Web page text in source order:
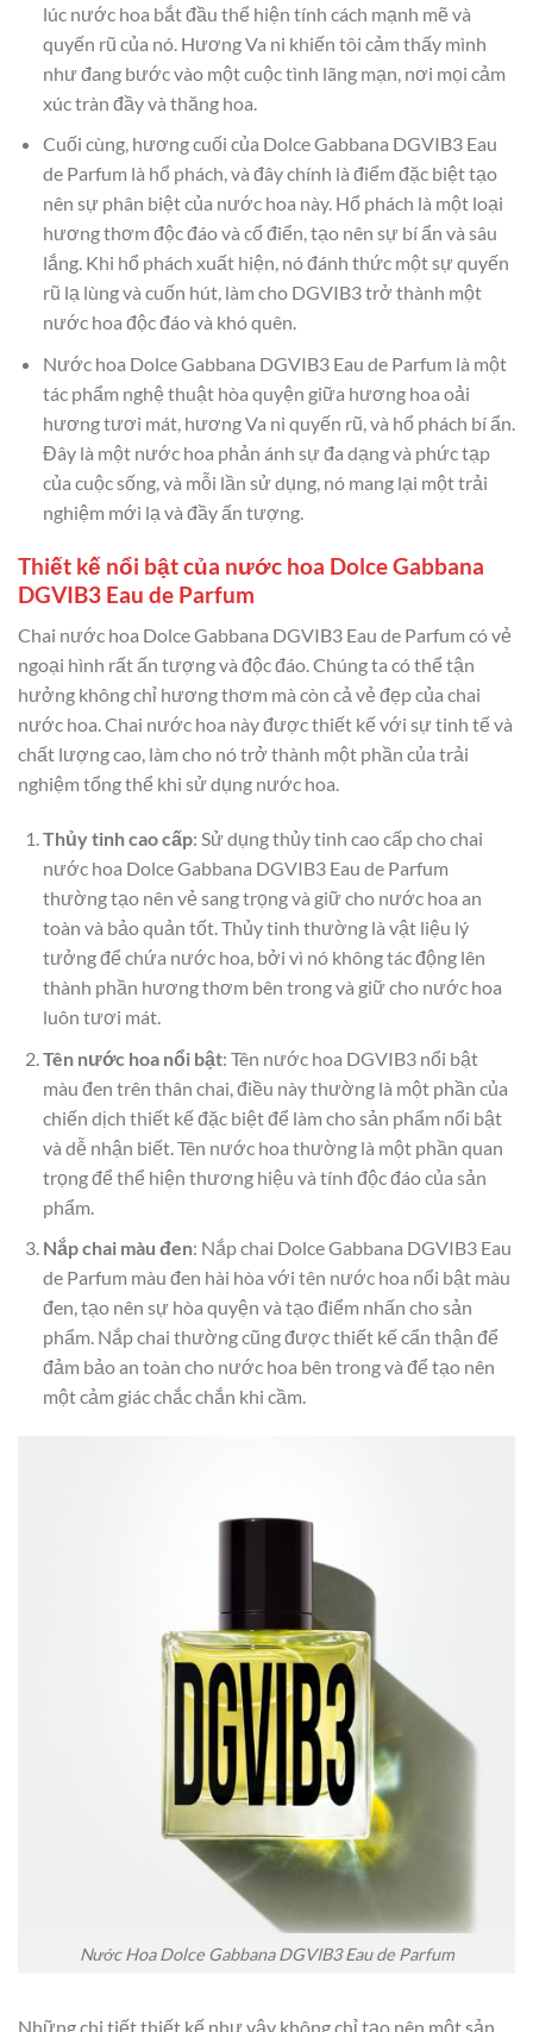
lúc nước hoa bắt đầu thể hiện tính cách mạnh mẽ và
quyến rũ của nó. Hương Va ni khiến tôi cảm thấy mình
như đang bước vào một cuộc tình lãng mạn, nơi mọi cảm
xúc tràn đầy và thăng hoa.
Cuối cùng, hương cuối của Dolce Gabbana DGVIB3 Eau
de Parfum là hổ phách, và đây chính là điểm đặc biệt tạo
nên sự phân biệt của nước hoa này. Hổ phách là một loại
hương thơm độc đáo và cổ điển, tạo nên sự bí ẩn và sâu
lắng. Khi hổ phách xuất hiện, nó đánh thức một sự quyến
rũ lạ lùng và cuốn hút, làm cho DGVIB3 trở thành một
nước hoa độc đáo và khó quên.
Nước hoa Dolce Gabbana DGVIB3 Eau de Parfum là một
tác phẩm nghệ thuật hòa quyện giữa hương hoa oải
hương tươi mát, hương Va ni quyến rũ, và hổ phách bí ẩn.
Đây là một nước hoa phản ánh sự đa dạng và phức tạp
của cuộc sống, và mỗi lần sử dụng, nó mang lại một trải
nghiệm mới lạ và đầy ấn tượng.
Thiết kế nổi bật của nước hoa Dolce Gabbana
DGVIB3 Eau de Parfum
Chai nước hoa Dolce Gabbana DGVIB3 Eau de Parfum có vẻ
ngoại hình rất ấn tượng và độc đáo. Chúng ta có thể tận
hưởng không chỉ hương thơm mà còn cả vẻ đẹp của chai
nước hoa. Chai nước hoa này được thiết kế với sự tinh tế và
chất lượng cao, làm cho nó trở thành một phần của trải
nghiệm tổng thể khi sử dụng nước hoa.
Thủy tinh cao cấp: Sử dụng thủy tinh cao cấp cho chai
nước hoa Dolce Gabbana DGVIB3 Eau de Parfum
thường tạo nên vẻ sang trọng và giữ cho nước hoa an
toàn và bảo quản tốt. Thủy tinh thường là vật liệu lý
tưởng để chứa nước hoa, bởi vì nó không tác động lên
thành phần hương thơm bên trong và giữ cho nước hoa
luôn tươi mát.
Tên nước hoa nổi bật: Tên nước hoa DGVIB3 nổi bật
màu đen trên thân chai, điều này thường là một phần của
chiến dịch thiết kế đặc biệt để làm cho sản phẩm nổi bật
và dễ nhận biết. Tên nước hoa thường là một phần quan
trọng để thể hiện thương hiệu và tính độc đáo của sản
phẩm.
Nắp chai màu đen: Nắp chai Dolce Gabbana DGVIB3 Eau
de Parfum màu đen hài hòa với tên nước hoa nổi bật màu
đen, tạo nên sự hòa quyện và tạo điểm nhấn cho sản
phẩm. Nắp chai thường cũng được thiết kế cẩn thận để
đảm bảo an toàn cho nước hoa bên trong và để tạo nên
một cảm giác chắc chắn khi cầm.
Nước Hoa Dolce Gabbana DGVIB3 Eau de Parfum
Những chi tiết thiết kế như vậy không chỉ tạo nên một sản